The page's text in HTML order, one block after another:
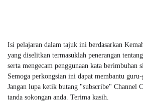
Isi pelajaran dalam tajuk ini berdasarkan
yang diselitkan termasuklah penerangan
serta mengecam penggunaan kata berimbuhan
Semoga perkongsian ini dapat membantu
Jangan lupa ketik butang "subscribe" Channel
tanda sokongan anda. Terima kasih.